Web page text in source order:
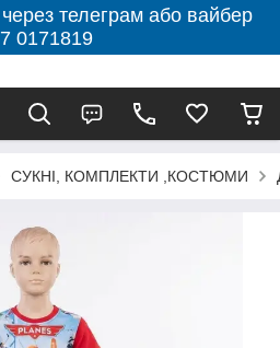
телеграм або вайбер
0171819
СУКНІ, КОМПЛЕКТИ ,КОСТЮМИ